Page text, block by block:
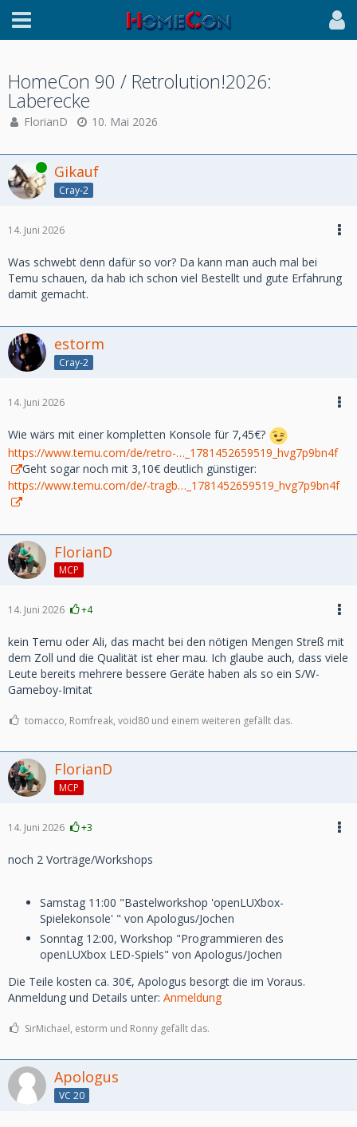
HomeCon 90 / Retrolution!2026:
Laberecke
FlorianD 10. Mai 2026
Online Gikauf
Cray-2
14. Juni 2026
Was schwebt denn dafür so vor? Da kann man auch mal bei
Temu schauen, da hab ich schon viel Bestellt und gute Erfahrung
damit gemacht.
estorm
Cray-2
14. Juni 2026
Wie wärs mit einer kompletten Konsole für 7,45€?
https://www.temu.com/de/retro-…_1781452659519_hvg7p9bn4f
Geht sogar noch mit 3,10€ deutlich günstiger:
https://www.temu.com/de/-tragb…_1781452659519_hvg7p9bn4f
FlorianD
MCP
14. Juni 2026 +4
kein Temu oder Ali, das macht bei den nötigen Mengen Streß mit
dem Zoll und die Qualität ist eher mau. Ich glaube auch, dass viele
Leute bereits mehrere bessere Geräte haben als so ein S/W-
Gameboy-Imitat
tomacco, Romfreak, void80 und einem weiteren gefällt das.
FlorianD
MCP
14. Juni 2026 +3
noch 2 Vorträge/Workshops
Samstag 11:00 "Bastelworkshop 'openLUXbox-
Spielekonsole' " von Apologus/Jochen
Sonntag 12:00, Workshop "Programmieren des
openLUXbox LED-Spiels" von Apologus/Jochen
Die Teile kosten ca. 30€, Apologus besorgt die im Voraus.
Anmeldung und Details unter: Anmeldung
SirMichael, estorm und Ronny gefällt das.
Apologus
VC 20